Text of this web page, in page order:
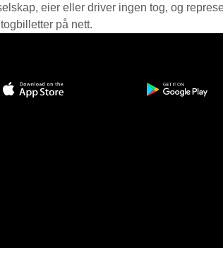
eier eller driver ingen tog, og
på nett.